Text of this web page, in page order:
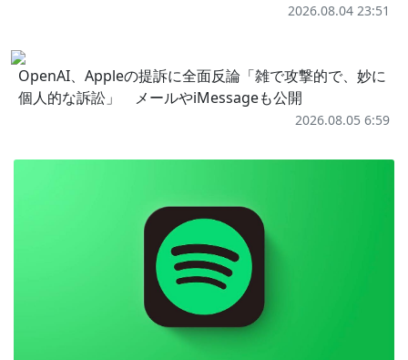
2026.08.04 23:51
OpenAI、Appleの提訴に全面反論「雑で攻撃的で、妙に
個人的な訴訟」 メールやiMessageも公開
2026.08.05 6:59